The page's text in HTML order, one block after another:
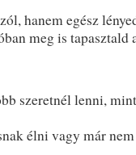
hanem egész
meg is tapasztald
szeretnél lenni,
élni vagy már